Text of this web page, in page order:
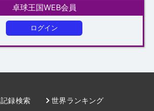
卓球王国WEB会員
ログイン
記録検索 世界ランキング